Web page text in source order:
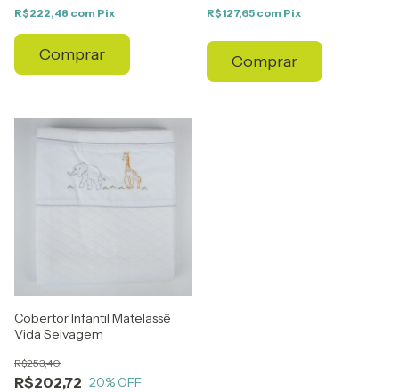
R$222,48 com Pix
Comprar
R$127,65 com Pix
Comprar
Cobertor Infantil Matelassê
Vida Selvagem
R$202,72
R$253,40
20% OFF